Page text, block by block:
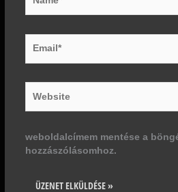
weboldalcímem mentése a
hozzászólásomhoz.